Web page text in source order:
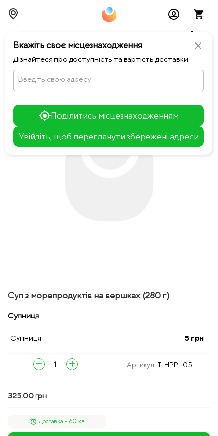
close
Вкажіть своє місцезнаходження
Дізнайтеся про доступність та вартість доставки.
Введіть свою адресу
Поділитись місцезнаходженням
Увійдіть, щоб переглянути збережені адреси
Тимчасово можливі перебої із онлайн оплатами🥺🔧
chevron_leftПовернутися до Happiness
Суп з морепродуктів на вершках (280 г)
Супниця
Супниця 5 грн
remove add Артикул: T-HPP-105
325.00 грн
alarm Доставка - 60 хв